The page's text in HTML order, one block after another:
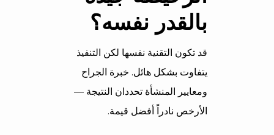
بالقدر نفسه؟
قد تكون التقنية نفسها لكن التنفيذ
يتفاوت بشكل هائل. خبرة الجراح
ومعايير المنشأة تحددان النتيجة —
الأرخص نادراً أفضل قيمة.